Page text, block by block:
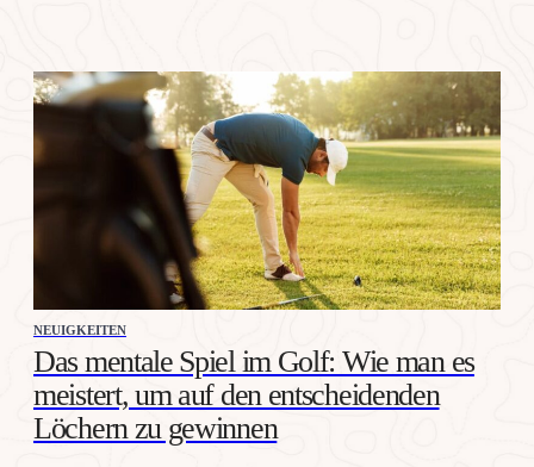
NEUIGKEITEN
Das mentale Spiel im Golf: Wie man es
meistert, um auf den entscheidenden
Löchern zu gewinnen